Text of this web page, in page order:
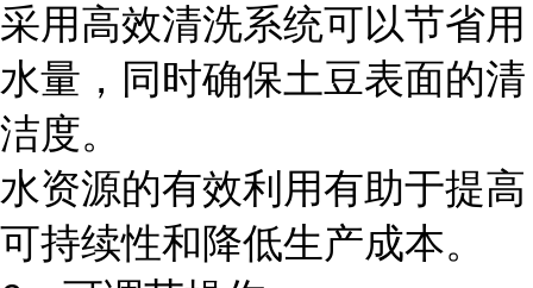
采用高效清洗系统可以节省用
水量，同时确保土豆表面的清
洁度。
水资源的有效利用有助于提高
可持续性和降低生产成本。